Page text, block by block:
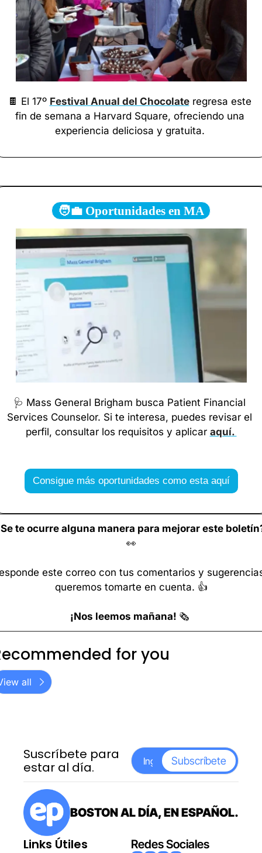
🍫 El 17º Festival Anual del Chocolate regresa este
fin de semana a Harvard Square, ofreciendo una
experiencia deliciosa y gratuita.
🧑‍💼 Oportunidades en MA
🩺 Mass General Brigham busca Patient Financial
Services Counselor. Si te interesa, puedes revisar el
perfil, consultar los requisitos y aplicar aquí.
Consigue más oportunidades como esta aquí
👀
este correo con tus comentarios y
queremos tomarte en cuenta. 👍
¡Nos leemos mañana! 🗞️
for you
all
Suscríbete para
estar al día.
Subscríbete
BOSTON AL DÍA, EN ESPAÑOL.
Links Útiles Redes Sociales